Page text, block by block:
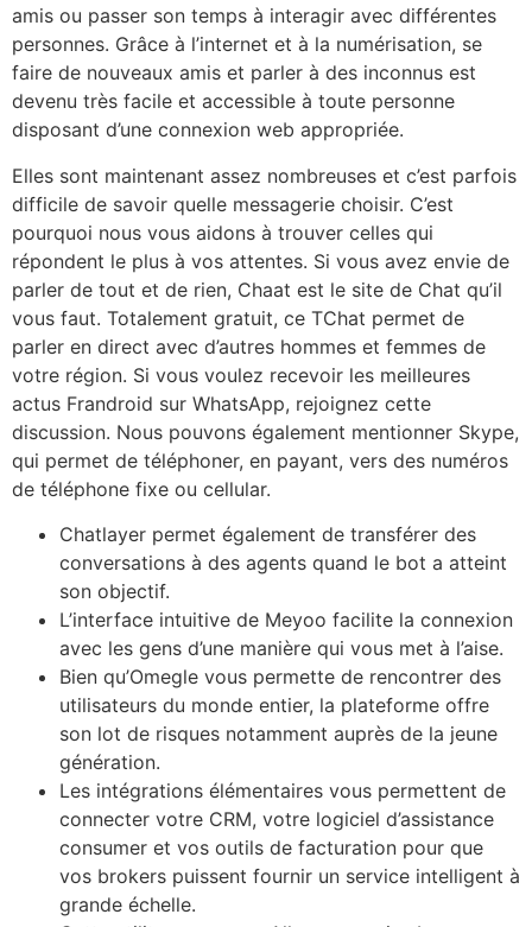
amis ou passer son temps à interagir avec différentes
personnes. Grâce à l’internet et à la numérisation, se
faire de nouveaux amis et parler à des inconnus est
devenu très facile et accessible à toute personne
disposant d’une connexion web appropriée.
Elles sont maintenant assez nombreuses et c’est parfois
difficile de savoir quelle messagerie choisir. C’est
pourquoi nous vous aidons à trouver celles qui
répondent le plus à vos attentes. Si vous avez envie de
parler de tout et de rien, Chaat est le site de Chat qu’il
vous faut. Totalement gratuit, ce TChat permet de
parler en direct avec d’autres hommes et femmes de
votre région. Si vous voulez recevoir les meilleures
actus Frandroid sur WhatsApp, rejoignez cette
discussion. Nous pouvons également mentionner Skype,
qui permet de téléphoner, en payant, vers des numéros
de téléphone fixe ou cellular.
Chatlayer permet également de transférer des
conversations à des agents quand le bot a atteint
son objectif.
L’interface intuitive de Meyoo facilite la connexion
avec les gens d’une manière qui vous met à l’aise.
Bien qu’Omegle vous permette de rencontrer des
utilisateurs du monde entier, la plateforme offre
son lot de risques notamment auprès de la jeune
génération.
Les intégrations élémentaires vous permettent de
connecter votre CRM, votre logiciel d’assistance
consumer et vos outils de facturation pour que
vos brokers puissent fournir un service intelligent à
grande échelle.